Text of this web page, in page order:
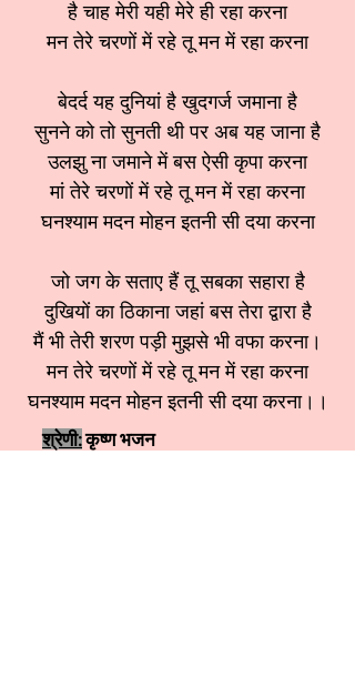
है चाह मेरी यही मेरे ही रहा करना
मन तेरे चरणों में रहे तू मन में रहा करना
बेदर्द यह दुनियां है खुदगर्ज जमाना है
सुनने को तो सुनती थी पर अब यह जाना है
उलझु ना जमाने में बस ऐसी कृपा करना
मां तेरे चरणों में रहे तू मन में रहा करना
घनश्याम मदन मोहन इतनी सी दया करना
जो जग के सताए हैं तू सबका सहारा है
दुखियों का ठिकाना जहां बस तेरा द्वारा है
मैं भी तेरी शरण पड़ी मुझसे भी वफा करना।
मन तेरे चरणों में रहे तू मन में रहा करना
घनश्याम मदन मोहन इतनी सी दया करना।।
श्रेणी:कृष्ण भजन